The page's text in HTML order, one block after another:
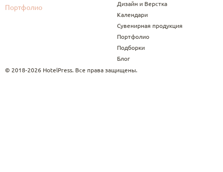
Портфолио
Дизайн и Верстка
Календари
Сувенирная продукция
Портфолио
Подборки
Блог
© 2018-2026 HotelPress. Все права защищены.